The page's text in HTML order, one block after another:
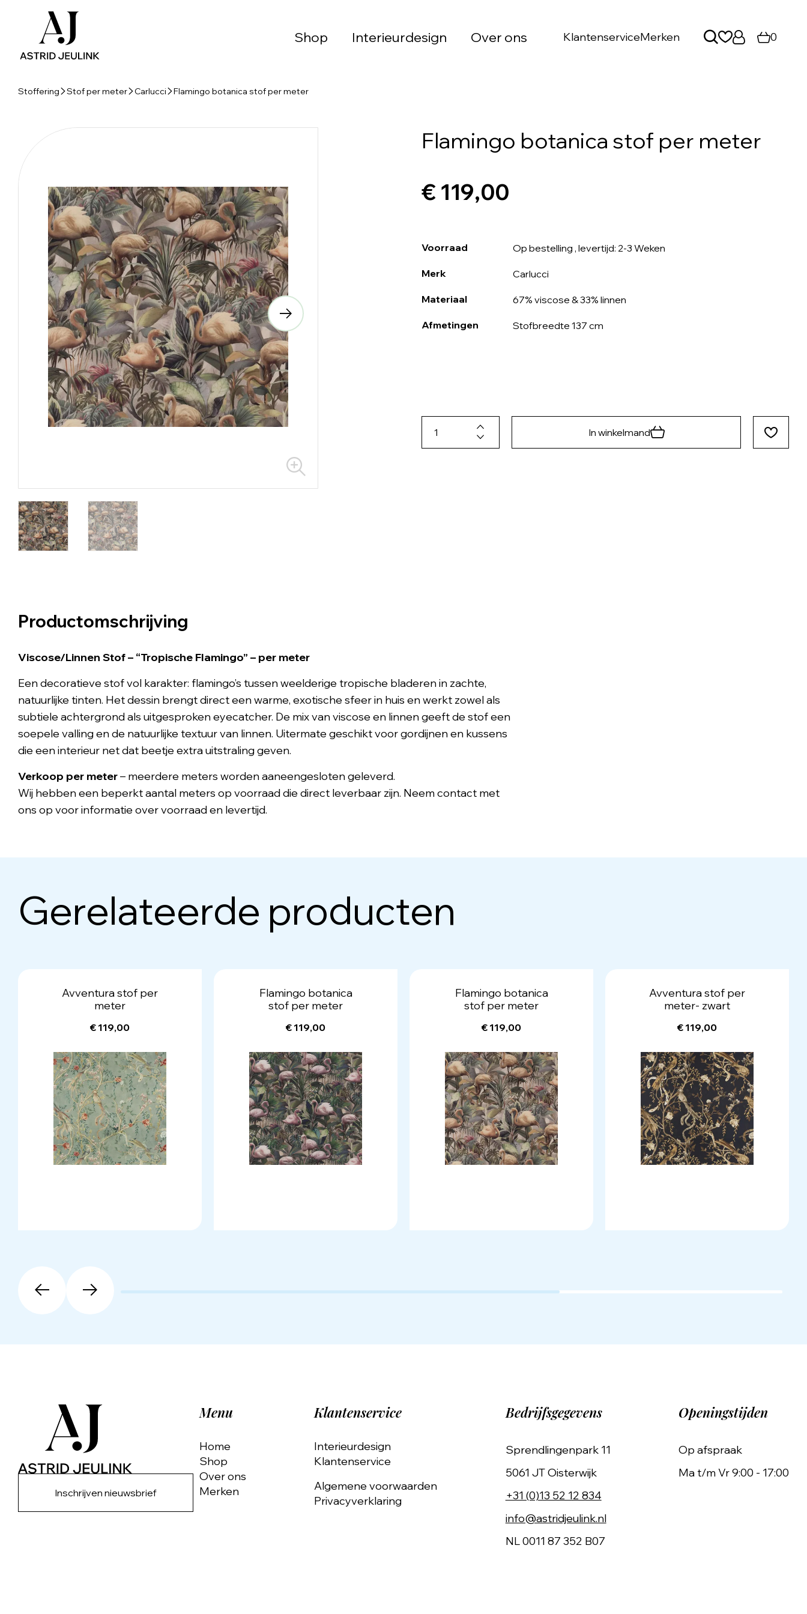
Shop Interieurdesign Over ons KlantenserviceMerken 0
Stoffering Stof per meter Carlucci Flamingo botanica stof per meter
Flamingo botanica stof per meter
€ 119,00
Voorraad Op bestelling , levertijd: 2-3 Weken
Merk Carlucci
Materiaal 67% viscose & 33% linnen
Afmetingen Stofbreedte 137 cm
In winkelmand
Productomschrijving
Viscose/Linnen Stof – “Tropische Flamingo” – per meter
Een decoratieve stof vol karakter: flamingo’s tussen weelderige tropische bladeren in zachte,
natuurlijke tinten. Het dessin brengt direct een warme, exotische sfeer in huis en werkt zowel als
subtiele achtergrond als uitgesproken eyecatcher. De mix van viscose en linnen geeft de stof een
soepele valling en de natuurlijke textuur van linnen. Uitermate geschikt voor gordijnen en kussens
die een interieur net dat beetje extra uitstraling geven.
Verkoop per meter– meerdere meters worden aaneengesloten geleverd.
Wij hebben een beperkt aantal meters op voorraad die direct leverbaar zijn. Neem contact met
ons op voor informatie over voorraad en levertijd.
Gerelateerde producten
Avventura stof per
meter
€ 119,00
Flamingo botanica
stof per meter
€ 119,00
Flamingo botanica
stof per meter
€ 119,00
Avventura stof per
meter- zwart
€ 119,00
Inschrijven nieuwsbrief
Menu
Home
Shop
Over ons
Merken
Klantenservice
Interieurdesign
Klantenservice
Algemene voorwaarden
Privacyverklaring
Bedrijfsgegevens
Sprendlingenpark 11
5061 JT Oisterwijk
+31 (0)13 52 12 834
info@astridjeulink.nl
NL 0011 87 352 B07
Openingstijden
Op afspraak
Ma t/m Vr 9:00 - 17:00